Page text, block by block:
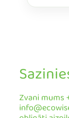
Zvani mums